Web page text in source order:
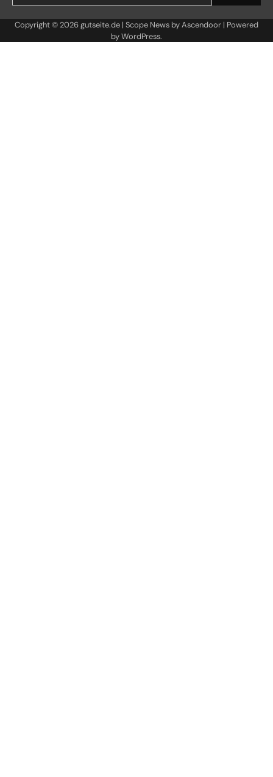
Copyright © 2026gutseite.de | Scope News byAscendoor | Powered
byWordPress.